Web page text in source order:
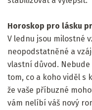
Horoskop pro lásku
V lednu jsou milostné
neopodstatněné a
vlastní důvod.
tom, co a koho viděl s
že vaše příbuzné
vám nelíbí váš nový